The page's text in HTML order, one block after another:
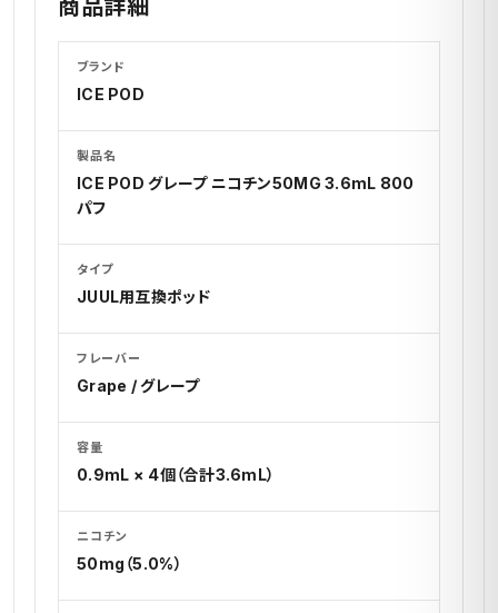
商品詳細
ブランド
ICE POD
製品名
ICE POD グレープ ニコチン50MG 3.6mL 800
パフ
タイプ
JUUL用互換ポッド
フレーバー
Grape / グレープ
容量
0.9mL × 4個（合計3.6mL）
ニコチン
50mg（5.0%）